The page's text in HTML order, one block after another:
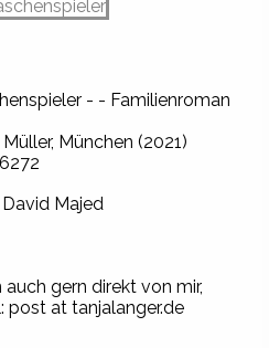
- - Familienroman
München (2021)
Majed
gern direkt von mir,
post at tanjalanger.de